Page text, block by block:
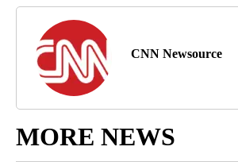
CNN Newsource
MORE NEWS